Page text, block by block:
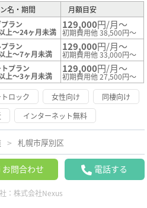
名・期間
月額目安
ラン
上～24ヶ月未満
129,000円/月～
初期費用他 38,500円～
ラン
上～7ヶ月未満
129,000円/月～
初期費用他 33,000円～
プラン
上～3ヶ月未満
129,000円/月～
初期費用他 27,500円～
ロック
女性向け
同棲向け
インターネット無料
札幌市厚別区
お問合わせ 電話する
： 株式会社Nexus